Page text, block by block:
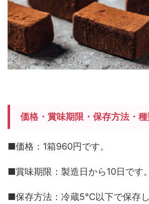
価格・賞味期限・保存方法・
■価格：1箱960円です。
■賞味期限：製造日から10日です。
■保存方法：冷蔵5℃以下で保存し